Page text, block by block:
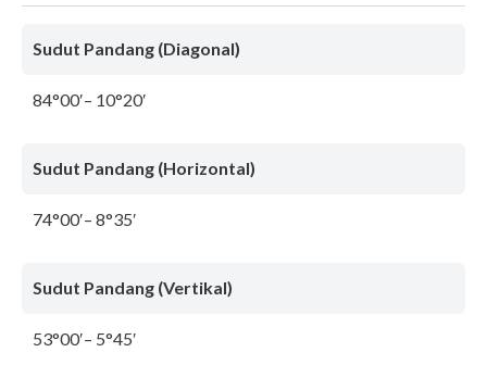
Sudut Pandang (Diagonal)
84°00′– 10°20′
Sudut Pandang (Horizontal)
74°00′– 8°35′
Sudut Pandang (Vertikal)
53°00′– 5°45′